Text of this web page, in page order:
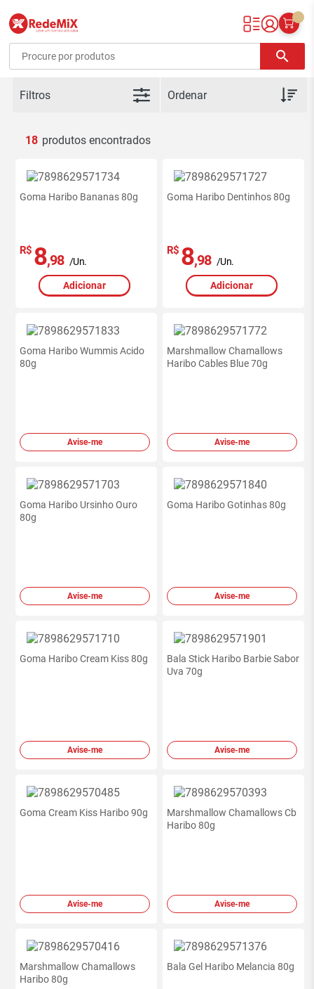
Redemix – Supermercado Online
search
Filtros
18
Goma Haribo Bananas 80g
R$ 8,98 /Un.
Adicionar
Goma Haribo Dentinhos 80g
R$ 8,98 /Un.
Adicionar
Goma Haribo Wummis Acido
80g
Avise-me
Marshmallow Chamallows
Haribo Cables Blue 70g
Avise-me
Goma Haribo Ursinho Ouro
80g
Avise-me
Goma Haribo Gotinhas 80g
Avise-me
Goma Haribo Cream Kiss 80g
Avise-me
Bala Stick Haribo Barbie Sabor
Uva 70g
Avise-me
Goma Cream Kiss Haribo 90g
Avise-me
Marshmallow Chamallows Cb
Haribo 80g
Avise-me
Marshmallow Chamallows
Haribo 80g
Bala Gel Haribo Melancia 80g